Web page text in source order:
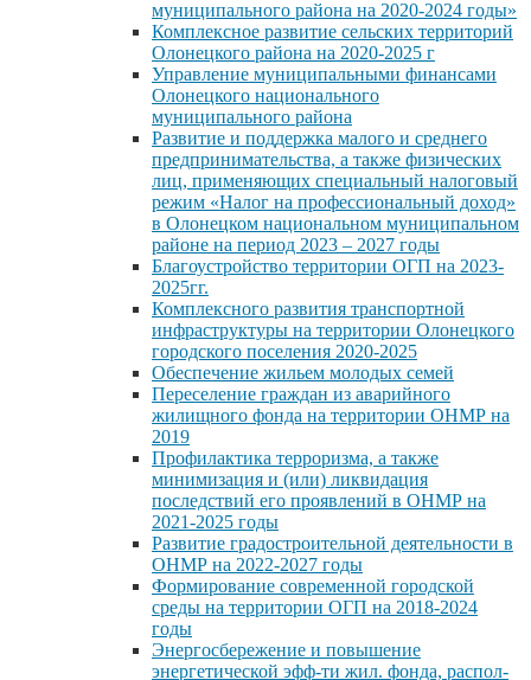
муниципального района на 2020-2024 годы»
Комплексное развитие сельских территорий
Олонецкого района на 2020-2025 г
Управление муниципальными финансами
Олонецкого национального
муниципального района
Развитие и поддержка малого и среднего
предпринимательства, а также физических
лиц, применяющих специальный налоговый
режим «Налог на профессиональный доход»
в Олонецком национальном муниципальном
районе на период 2023 – 2027 годы
Благоустройство территории ОГП на 2023-
2025гг.
Комплексного развития транспортной
инфраструктуры на территории Олонецкого
городского поселения 2020-2025
Обеспечение жильем молодых семей
Переселение граждан из аварийного
жилищного фонда на территории ОНМР на
2019
Профилактика терроризма, а также
минимизация и (или) ликвидация
последствий его проявлений в ОНМР на
2021-2025 годы
Развитие градостроительной деятельности в
ОНМР на 2022-2027 годы
Формирование современной городской
среды на территории ОГП на 2018-2024
годы
Энергосбережение и повышение
энергетической эфф-ти жил. фонда, распол-